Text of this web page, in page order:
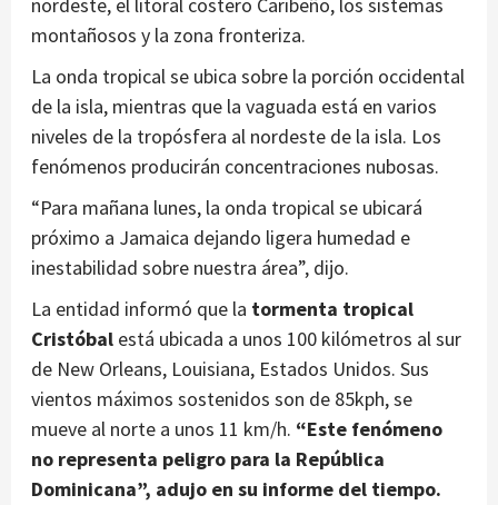
montañosos y la zona fronteriza.
La onda tropical se ubica sobre la porción occidental
de la isla, mientras que la vaguada está en varios
niveles de la tropósfera al nordeste de la isla. Los
fenómenos producirán concentraciones nubosas.
“Para mañana lunes, la onda tropical se ubicará
próximo a Jamaica dejando ligera humedad e
inestabilidad sobre nuestra área”, dijo.
La entidad informó que la tormenta tropical
Cristóbal está ubicada a unos 100 kilómetros al sur
de New Orleans, Louisiana, Estados Unidos. Sus
vientos máximos sostenidos son de 85kph, se
mueve al norte a unos 11 km/h. “Este fenómeno
no representa peligro para la República
Dominicana”, adujo en su informe del tiempo.